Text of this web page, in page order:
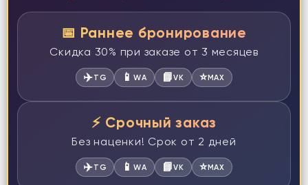
📅 Раннее бронирование
Скидка 30% при заказе от 3 месяцев
✈️TG 📱WA 📘VK ⭐MAX
⚡ Срочный заказ
Без наценки! Срок от 2 дней
✈️TG 📱WA 📘VK ⭐MAX